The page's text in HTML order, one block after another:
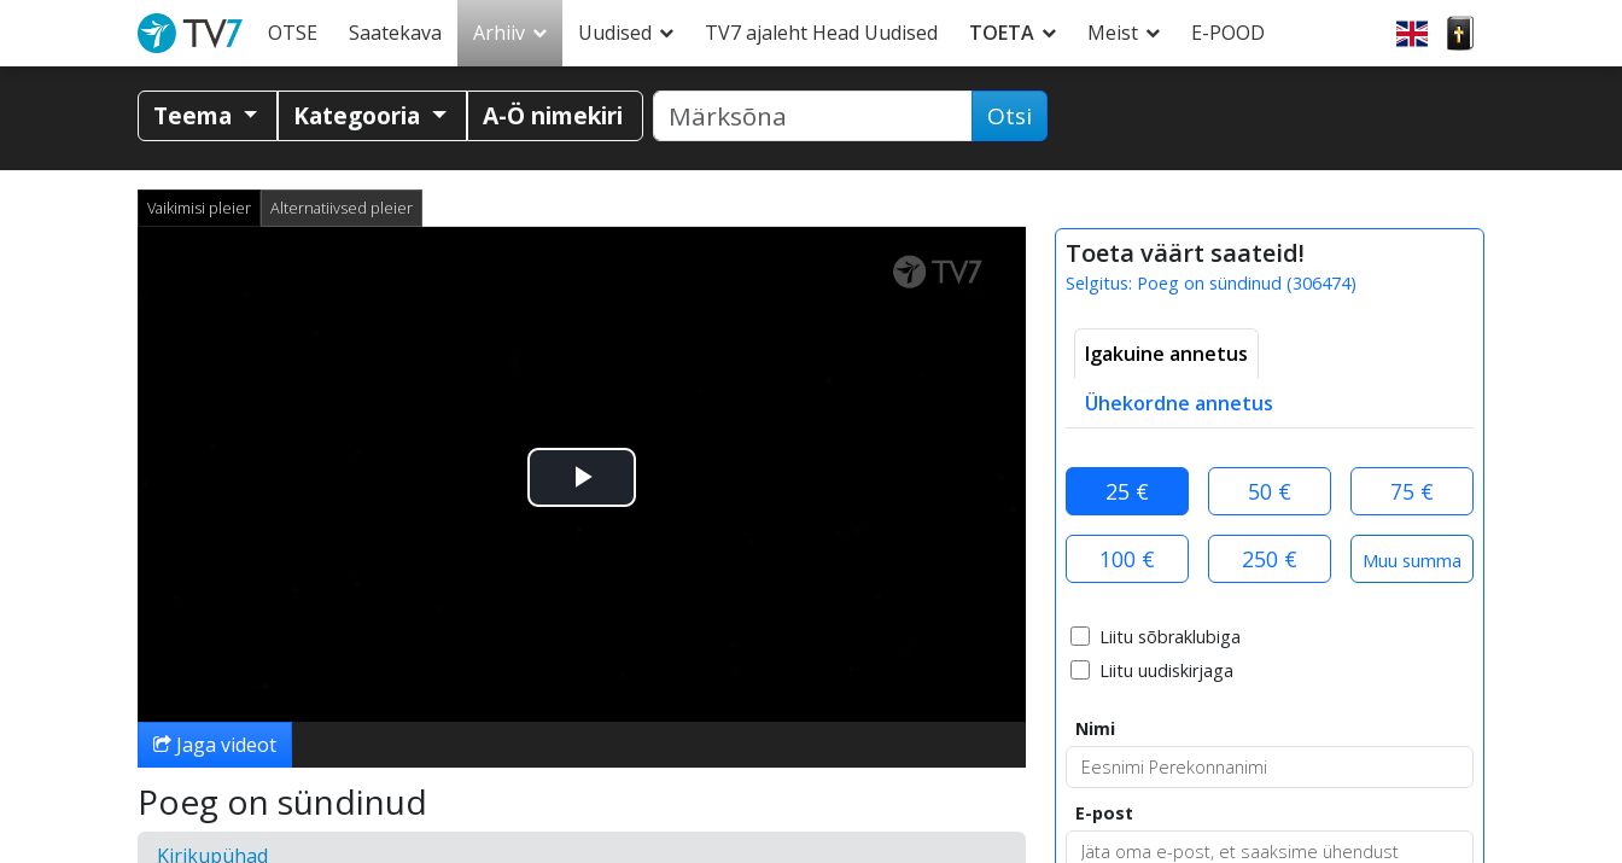
OTSE Saatekava Arhiiv Uudised TV7 ajaleht Head Uudised TOETA Meist E-POOD
Teema Kategooria A-Ö nimekiri Otsi
Vaikimisi pleier Alternatiivsed pleier
Esita
Jaga videot
Poeg on sündinud
Kirikupühad
Toeta väärt saateid!
Selgitus: Poeg on sündinud (306474)
Igakuine annetus
Ühekordne annetus
25 € 50 € 75 €
100 € 250 €
Liitu sõbraklubiga
Liitu uudiskirjaga
Nimi
E-post